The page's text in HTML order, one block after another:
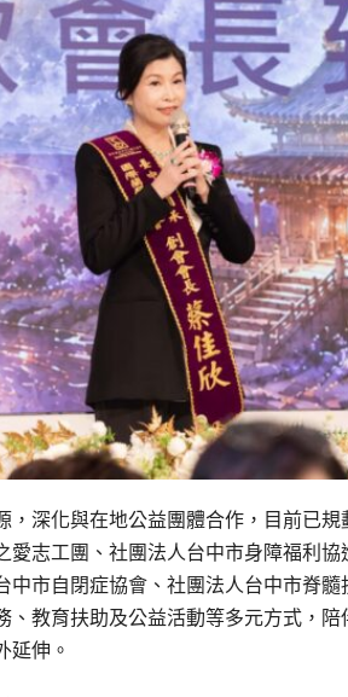
深化與在地公益團體合作，目前已
志工團、社團法人台中市身障福利
市自閉症協會、社團法人台中市脊
教育扶助及公益活動等多元方式，
延伸。